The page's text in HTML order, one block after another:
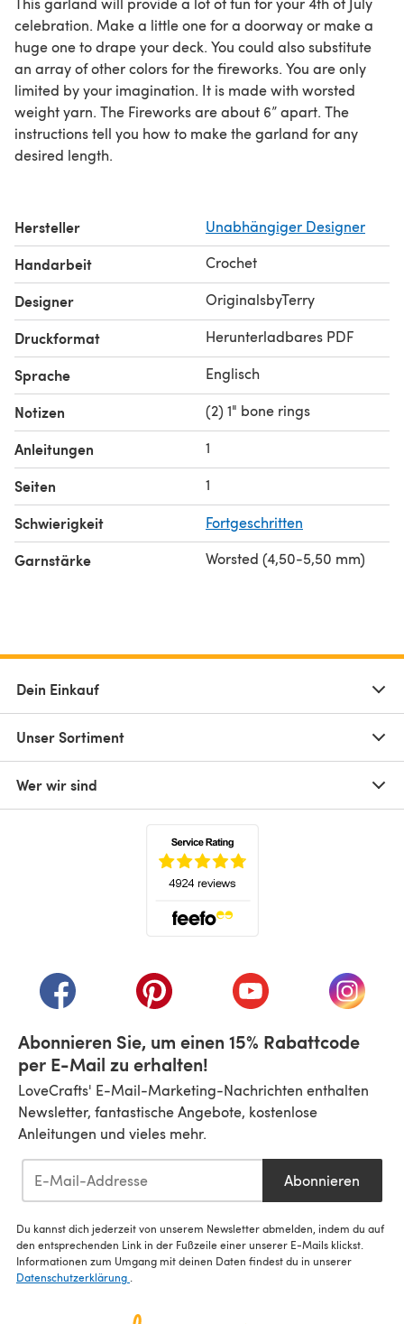
celebration. Make a little one for a doorway or make a
huge one to drape your deck. You could also substitute
an array of other colors for the fireworks. You are only
limited by your imagination. It is made with worsted
weight yarn. The Fireworks are about 6” apart. The
instructions tell you how to make the garland for any
desired length.
Hersteller Unabhängiger Designer
Handarbeit Crochet
Designer OriginalsbyTerry
Druckformat Herunterladbares PDF
Sprache Englisch
Notizen (2) 1" bone rings
Anleitungen 1
Seiten 1
Schwierigkeit Fortgeschritten
Garnstärke Worsted (4,50-5,50 mm)
Dein Einkauf
Unser Sortiment
Wer wir sind
(öffnet sich in einem neuen Tab)
(öffnet sich in einem neuen Tab)
(öffnet sich in einem
(öffnet
Abonnieren Sie, um einen 15% Rabattcode
per E-Mail zu erhalten!
LoveCrafts' E-Mail-Marketing-Nachrichten enthalten
Newsletter, fantastische Angebote, kostenlose
Anleitungen und vieles mehr.
Abonnieren
Du kannst dich jederzeit von unserem Newsletter abmelden, indem du auf
den entsprechenden Link in der Fußzeile einer unserer E-Mails klickst.
Informationen zum Umgang mit deinen Daten findest du in unserer
Datenschutzerklärung